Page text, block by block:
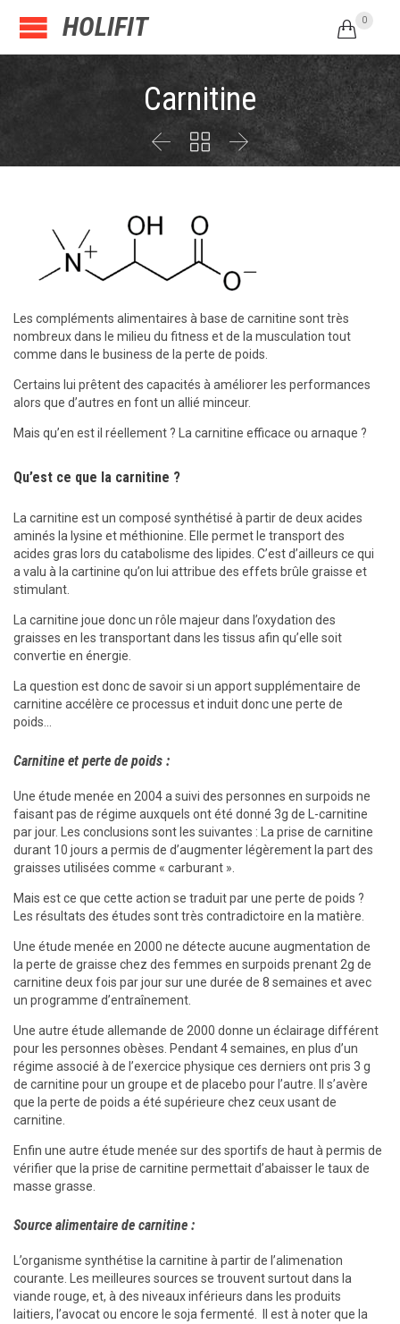
HOLIFIT  0
Carnitine
  
Les compléments alimentaires à base de carnitine sont très
nombreux dans le milieu du fitness et de la musculation tout
comme dans le business de la perte de poids.
Certains lui prêtent des capacités à améliorer les performances
alors que d’autres en font un allié minceur.
Mais qu’en est il réellement ? La carnitine efficace ou arnaque ?
Qu’est ce que la carnitine ?
La carnitine est un composé synthétisé à partir de deux acides
aminés la lysine et méthionine. Elle permet le transport des
acides gras lors du catabolisme des lipides. C’est d’ailleurs ce qui
a valu à la cartinine qu’on lui attribue des effets brûle graisse et
stimulant.
La carnitine joue donc un rôle majeur dans l’oxydation des
graisses en les transportant dans les tissus afin qu’elle soit
convertie en énergie.
La question est donc de savoir si un apport supplémentaire de
carnitine accélère ce processus et induit donc une perte de
poids…
Carnitine et perte de poids :
Une étude menée en 2004 a suivi des personnes en surpoids ne
faisant pas de régime auxquels ont été donné 3g de L-carnitine
par jour. Les conclusions sont les suivantes : La prise de carnitine
durant 10 jours a permis de d’augmenter légèrement la part des
graisses utilisées comme « carburant ».
Mais est ce que cette action se traduit par une perte de poids ?
Les résultats des études sont très contradictoire en la matière.
Une étude menée en 2000 ne détecte aucune augmentation de
la perte de graisse chez des femmes en surpoids prenant 2g de
carnitine deux fois par jour sur une durée de 8 semaines et avec
un programme d’entraînement.
Une autre étude allemande de 2000 donne un éclairage différent
pour les personnes obèses. Pendant 4 semaines, en plus d’un
régime associé à de l’exercice physique ces derniers ont pris 3 g
de carnitine pour un groupe et de placebo pour l’autre. Il s’avère
que la perte de poids a été supérieure chez ceux usant de
carnitine.
Enfin une autre étude menée sur des sportifs de haut à permis de
vérifier que la prise de carnitine permettait d’abaisser le taux de
masse grasse.
Source alimentaire de carnitine :
L’organisme synthétise la carnitine à partir de l’alimenation
courante. Les meilleures sources se trouvent surtout dans la
viande rouge, et, à des niveaux inférieurs dans les produits
laitiers, l’avocat ou encore le soja fermenté. Il est à noter que la